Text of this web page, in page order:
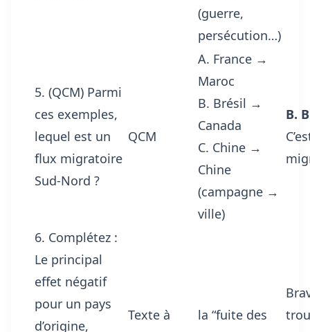
(guerre,
persécution…)
5. (QCM) Parmi
ces exemples,
lequel est un
flux migratoire
Sud-Nord ?
QCM
A. France →
Maroc
B. Brésil →
Canada
C. Chine →
Chine
(campagne →
ville)
B.
6. Complétez :
Le principal
effet négatif
pour un pays
d’origine,
Texte à
la “fuite des